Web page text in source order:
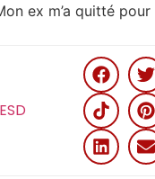
ex m’a quitté